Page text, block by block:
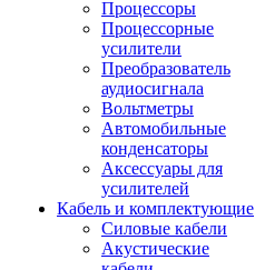
Процессоры
Процессорные
усилители
Преобразователь
аудиосигнала
Вольтметры
Автомобильные
конденсаторы
Аксессуары для
усилителей
Кабель и комплектующие
Силовые кабели
Акустические